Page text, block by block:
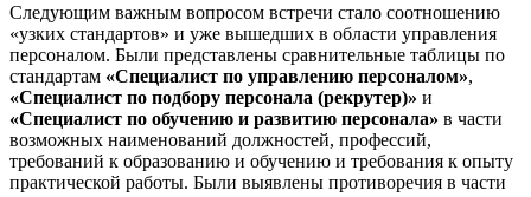
Следующим важным вопросом встречи стало соотношению
«узких стандартов» и уже вышедших в области управления
персоналом. Были представлены сравнительные таблицы по
стандартам «Специалист по управлению персоналом»,
«Специалист по подбору персонала (рекрутер)» и
«Специалист по обучению и развитию персонала» в части
возможных наименований должностей, профессий,
требований к образованию и обучению и требования к опыту
практической работы. Были выявлены противоречия в части